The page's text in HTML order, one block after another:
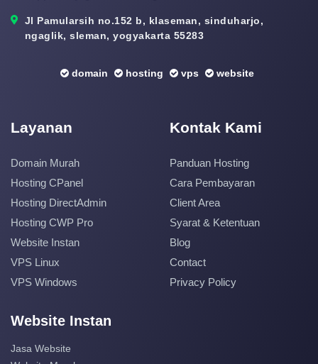
Jl Pamularsih no.152 b, klaseman, sinduharjo,
ngaglik, sleman, yogyakarta 55283
domain hosting vps website
Layanan
Domain Murah
Hosting CPanel
Hosting DirectAdmin
Hosting CWP Pro
Website Instan
VPS Linux
VPS Windows
Kontak Kami
Panduan Hosting
Cara Pembayaran
Client Area
Syarat & Ketentuan
Blog
Contact
Privacy Policy
Website Instan
Jasa Website